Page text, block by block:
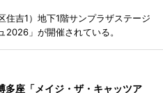
住吉1）地下1階サンプラザステージ
2026」が開催されている。
多座「メイジ・ザ・キャッツア